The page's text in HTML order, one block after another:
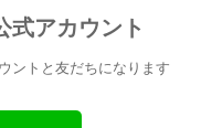
式アカウント
ントと友だちになります